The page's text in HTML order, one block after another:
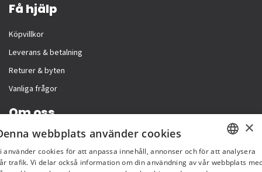
Få hjälp
Köpvillkor
Leverans & betalning
Returer & byten
Vanliga frågor
Om oss
Företagsinformation
SWEDISH
×
webbplats använder cookies
använder cookies för att anpassa innehåll, annonser och för att analysera
trafik. Vi delar också information om din användning av vår webbplats